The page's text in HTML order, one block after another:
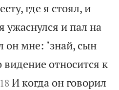
где я стоял, и
ужаснулся и пал на
он мне: "знай, сын
видение относится к


18 И когда он говорил